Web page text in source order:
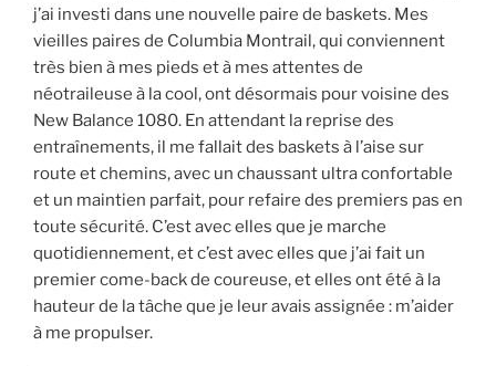
j’ai investi dans une nouvelle paire de baskets. Mes
vieilles paires de Columbia Montrail, qui conviennent
très bien à mes pieds et à mes attentes de
néotraileuse à la cool, ont désormais pour voisine des
New Balance 1080. En attendant la reprise des
entraînements, il me fallait des baskets à l’aise sur
route et chemins, avec un chaussant ultra confortable
et un maintien parfait, pour refaire des premiers pas en
toute sécurité. C’est avec elles que je marche
quotidiennement, et c’est avec elles que j’ai fait un
premier come-back de coureuse, et elles ont été à la
hauteur de la tâche que je leur avais assignée : m’aider
à me propulser.